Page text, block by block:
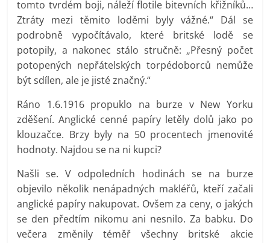
tomto tvrdém boji, náleží flotile bitevních křižníků…
Ztráty mezi těmito loděmi byly vážné.“ Dál se
podrobně vypočítávalo, které britské lodě se
potopily, a nakonec stálo stručně: „Přesný počet
potopených nepřátelských torpédoborců nemůže
být sdílen, ale je jisté značný.“
Ráno 1.6.1916 propuklo na burze v New Yorku
zděšení. Anglické cenné papíry letěly dolů jako po
klouzačce. Brzy byly na 50 procentech jmenovité
hodnoty. Najdou se na ni kupci?
Našli se. V odpoledních hodinách se na burze
objevilo několik nenápadných makléřů, kteří začali
anglické papíry nakupovat. Ovšem za ceny, o jakých
se den předtím nikomu ani nesnilo. Za babku. Do
večera změnily téměř všechny britské akcie